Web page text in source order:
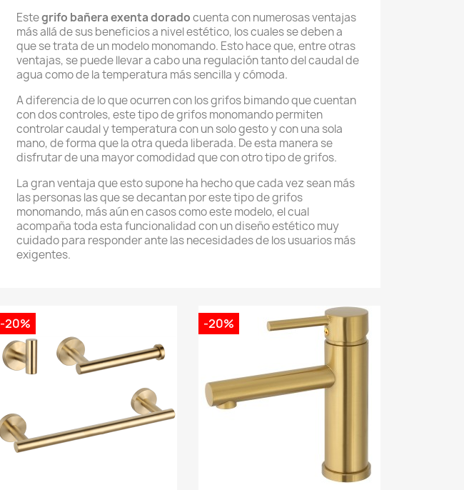
Estegrifo bañera exenta doradocuenta con numerosas ventajas
más allá de sus beneficios a nivel estético, los cuales se deben a
que se trata de un modelo monomando. Esto hace que, entre otras
ventajas, se puede llevar a cabo una regulación tanto del caudal de
agua como de la temperatura más sencilla y cómoda.
A diferencia de lo que ocurren con los grifos bimando que cuentan
con dos controles, este tipo de grifos monomando permiten
controlar caudal y temperatura con un solo gesto y con una sola
mano, de forma que la otra queda liberada. De esta manera se
disfrutar de una mayor comodidad que con otro tipo de grifos.
La gran ventaja que esto supone ha hecho que cada vez sean más
las personas las que se decantan por este tipo de grifos
monomando, más aún en casos como este modelo, el cual
acompaña toda esta funcionalidad con un diseño estético muy
cuidado para responder ante las necesidades de los usuarios más
exigentes.
-20% -20%